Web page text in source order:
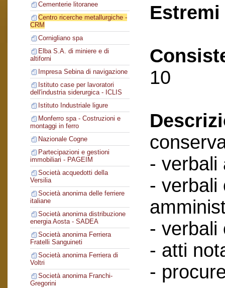
Cementerie litoranee
Centro ricerche metallurgiche -
CRM
Cornigliano spa
Elba S.A. di miniere e di
altiforni
Impresa Sebina di navigazione
Istituto case per lavoratori
dell'industria siderurgica - ICLIS
Istituto Industriale ligure
Monferro spa - Costruzioni e
montaggi in ferro
Nazionale Cogne
Partecipazioni e gestioni
immobiliari - PAGEIM
Società acquedotti della
Versilia
Società anonima delle ferriere
italiane
Società anonima distribuzione
energia Aosta - SADEA
Società anonima Ferriera
Fratelli Sanguineti
Società anonima Ferriera di
Voltri
Società anonima Franchi-
Gregorini
10
- verbali
- verbali
- verbali
- atti
-